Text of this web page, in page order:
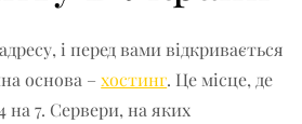
і перед вами відкривається
основа –хостинг. Це місце, де
на 7. Сервери, на яких